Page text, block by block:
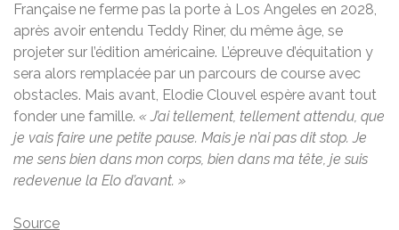
Française ne ferme pas la porte à Los Angeles en 2028,
après avoir entendu Teddy Riner, du même âge, se
projeter sur l’édition américaine. L’épreuve d’équitation y
sera alors remplacée par un parcours de course avec
obstacles. Mais avant, Elodie Clouvel espère avant tout
fonder une famille. « J’ai tellement, tellement attendu, que
je vais faire une petite pause. Mais je n’ai pas dit stop. Je
me sens bien dans mon corps, bien dans ma tête, je suis
redevenue la Elo d’avant. »
Source